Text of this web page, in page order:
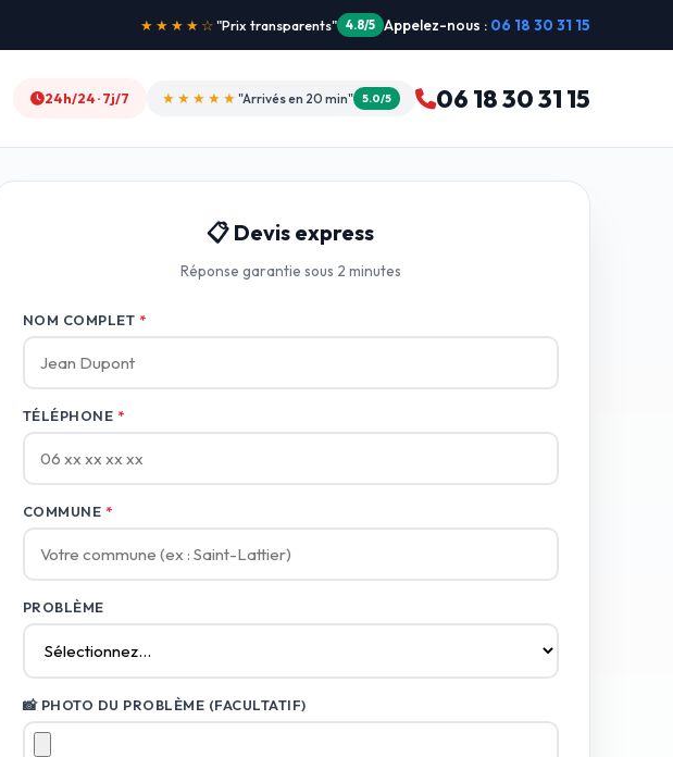
★★★★★ "Intervention dimanche" 5.0/5 Appelez-nous : 06 18 30 31 15
24h/24 · 7j/7 ★★★★★ "Arrivés en 20 min" 5.0/5 06 18 30 31 15
📋 Devis express
Réponse garantie sous 2 minutes
NOM COMPLET *
TÉLÉPHONE *
COMMUNE *
PROBLÈME
📸 PHOTO DU PROBLÈME (FACULTATIF)